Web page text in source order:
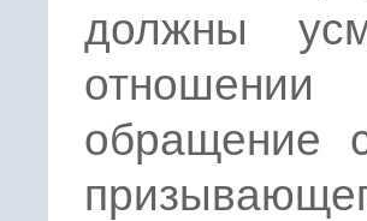
должны
обращение